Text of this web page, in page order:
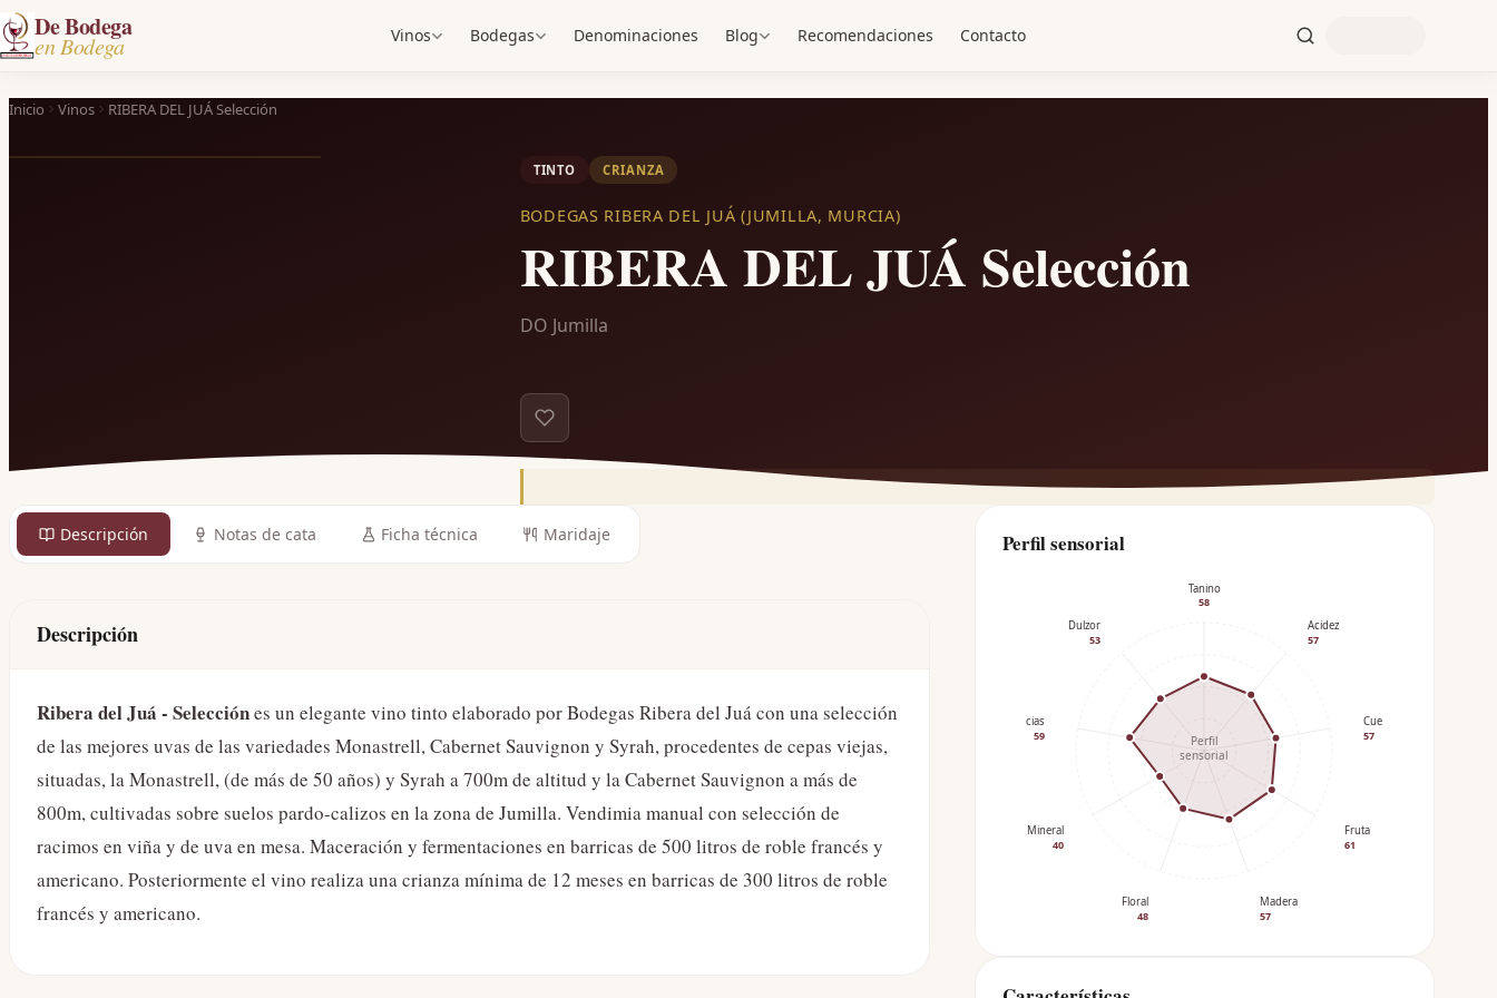
De Bodega
en Bodega Vinos Bodegas Denominaciones Blog Recomendaciones Contacto
Inicio Vinos RIBERA DEL JUÁ Selección
TINTO CRIANZA
BODEGAS RIBERA DEL JUÁ (JUMILLA, MURCIA)
RIBERA DEL JUÁ Selección
DO Jumilla
Descripción Notas de cata Ficha técnica Maridaje
Descripción
Ribera del Juá - Selecciónes un elegante vino tinto elaborado por Bodegas Ribera del Juá con una selección
de las mejores uvas de las variedades Monastrell, Cabernet Sauvignon y Syrah, procedentes de cepas viejas,
situadas, la Monastrell, (de más de 50 años) y Syrah a 700m de altitud y la Cabernet Sauvignon a más de
800m, cultivadas sobre suelos pardo-calizos en la zona de Jumilla. Vendimia manual con selección de
racimos en viña y de uva en mesa. Maceración y fermentaciones en barricas de 500 litros de roble francés y
americano. Posteriormente el vino realiza una crianza mínima de 12 meses en barricas de 300 litros de roble
francés y americano.
Perfil sensorial
Tanino
58
Acidez
57
Cuerpo
57
Fruta
61
Madera
57
Floral
48
Mineral
40
Especias
59
Dulzor
53
Perfil
sensorial